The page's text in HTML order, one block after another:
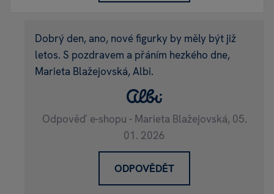
Dobrý den, ano, nové figurky by měly být již
letos. S pozdravem a přáním hezkého dne,
Marieta Blažejovská, Albi.
Odpověď e-shopu - Marieta Blažejovská, 05.
01. 2026
ODPOVĚDĚT